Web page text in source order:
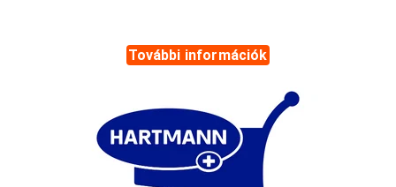
További információk